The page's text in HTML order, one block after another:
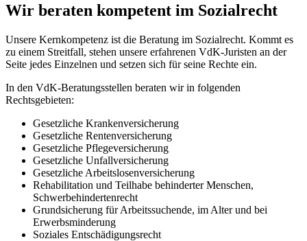
Wir beraten kompetent im Sozialrecht
Unsere Kernkompetenz ist die Beratung im Sozialrecht. Kommt es
zu einem Streitfall, stehen unsere erfahrenen VdK-Juristen an der
Seite jedes Einzelnen und setzen sich für seine Rechte ein.
In den VdK-Beratungsstellen beraten wir in folgenden
Rechtsgebieten:
Gesetzliche Krankenversicherung
Gesetzliche Rentenversicherung
Gesetzliche Pflegeversicherung
Gesetzliche Unfallversicherung
Gesetzliche Arbeitslosenversicherung
Rehabilitation und Teilhabe behinderter Menschen,
Schwerbehindertenrecht
Grundsicherung für Arbeitssuchende, im Alter und bei
Erwerbsminderung
Soziales Entschädigungsrecht